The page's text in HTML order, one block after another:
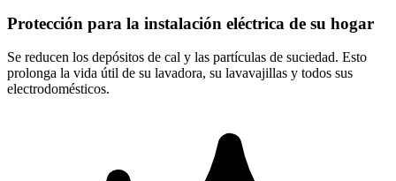
Protección para la instalación eléctrica de su hogar
Se reducen los depósitos de cal y las partículas de suciedad. Esto
prolonga la vida útil de su lavadora, su lavavajillas y todos sus
electrodomésticos.